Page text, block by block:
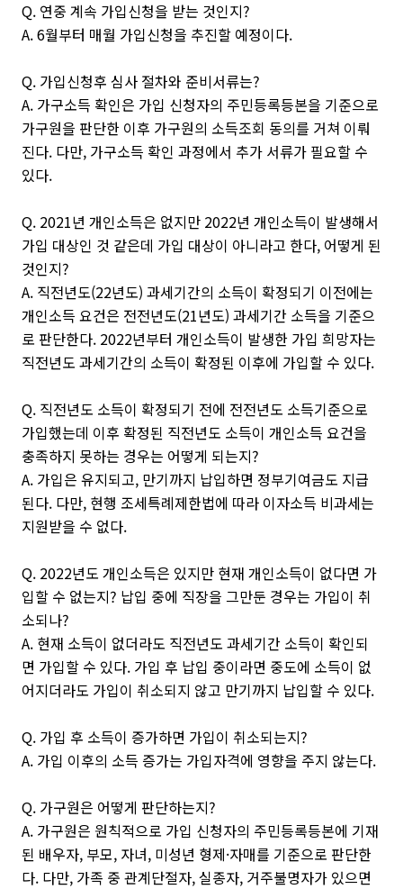
Q. 연중 계속 가입신청을 받는 것인지?
A. 6월부터 매월 가입신청을 추진할 예정이다.
Q. 가입신청후 심사 절차와 준비서류는?
A. 가구소득 확인은 가입 신청자의 주민등록등본을 기준으로
가구원을 판단한 이후 가구원의 소득조회 동의를 거쳐 이뤄
진다. 다만, 가구소득 확인 과정에서 추가 서류가 필요할 수
있다.
Q. 2021년 개인소득은 없지만 2022년 개인소득이 발생해서
가입 대상인 것 같은데 가입 대상이 아니라고 한다, 어떻게 된
것인지?
A. 직전년도(22년도) 과세기간의 소득이 확정되기 이전에는
개인소득 요건은 전전년도(21년도) 과세기간 소득을 기준으
로 판단한다. 2022년부터 개인소득이 발생한 가입 희망자는
직전년도 과세기간의 소득이 확정된 이후에 가입할 수 있다.
Q. 직전년도 소득이 확정되기 전에 전전년도 소득기준으로
가입했는데 이후 확정된 직전년도 소득이 개인소득 요건을
충족하지 못하는 경우는 어떻게 되는지?
A. 가입은 유지되고, 만기까지 납입하면 정부기여금도 지급
된다. 다만, 현행 조세특례제한법에 따라 이자소득 비과세는
지원받을 수 없다.
Q. 2022년도 개인소득은 있지만 현재 개인소득이 없다면 가
입할 수 없는지? 납입 중에 직장을 그만둔 경우는 가입이 취
소되나?
A. 현재 소득이 없더라도 직전년도 과세기간 소득이 확인되
면 가입할 수 있다. 가입 후 납입 중이라면 중도에 소득이 없
어지더라도 가입이 취소되지 않고 만기까지 납입할 수 있다.
Q. 가입 후 소득이 증가하면 가입이 취소되는지?
A. 가입 이후의 소득 증가는 가입자격에 영향을 주지 않는다.
Q. 가구원은 어떻게 판단하는지?
A. 가구원은 원칙적으로 가입 신청자의 주민등록등본에 기재
된 배우자, 부모, 자녀, 미성년 형제·자매를 기준으로 판단한
다. 다만, 가족 중 관계단절자, 실종자, 거주불명자가 있으면